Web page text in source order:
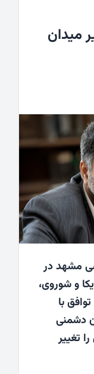
میدان
مشهد در
و شوروی،
با
دشمنی
تغییر